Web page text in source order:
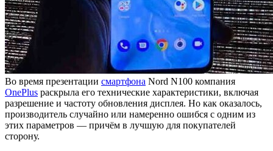
Во время презентации смартфона Nord N100 компания
OnePlus раскрыла его технические характеристики, включая
разрешение и частоту обновления дисплея. Но как оказалось,
производитель случайно или намеренно ошибся с одним из
этих параметров — причём в лучшую для покупателей
сторону.